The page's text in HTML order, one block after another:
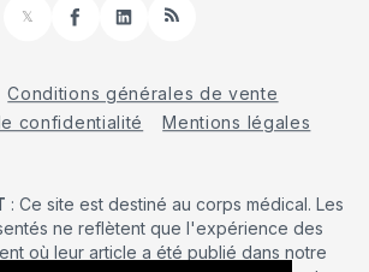
𝕏
FacebookLinkedInRSS
Conditions générales de vente
confidentialité
Mentions légales
: Ce site est destiné au corps médical. Les
ne reflètent que l'expérience des
où leur article a été publié dans notre